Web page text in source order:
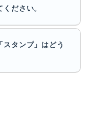
ださい。
スタンプ」はどう